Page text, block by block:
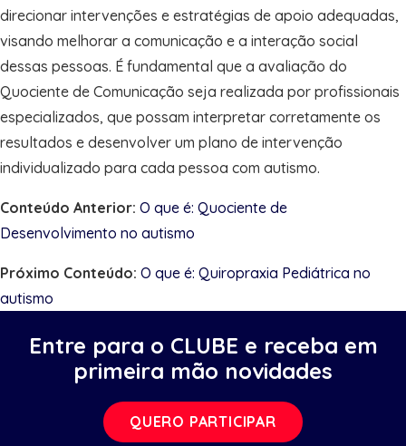
direcionar intervenções e estratégias de apoio adequadas,
visando melhorar a comunicação e a interação social
dessas pessoas. É fundamental que a avaliação do
Quociente de Comunicação seja realizada por profissionais
especializados, que possam interpretar corretamente os
resultados e desenvolver um plano de intervenção
individualizado para cada pessoa com autismo.
Conteúdo Anterior: O que é: Quociente de
Desenvolvimento no autismo
Próximo Conteúdo: O que é: Quiropraxia Pediátrica no
autismo
Entre para o CLUBE e receba em
primeira mão novidades
QUERO PARTICIPAR